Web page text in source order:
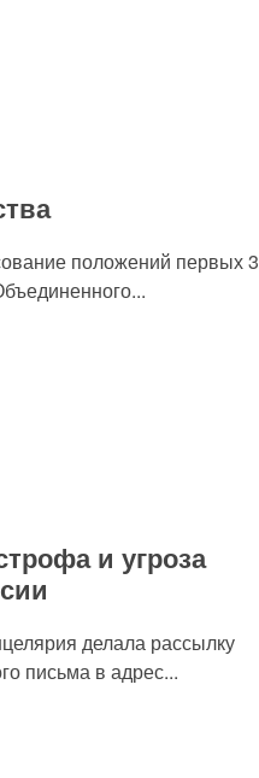
положений первых 3
и угроза
делала рассылку
письма в адрес...